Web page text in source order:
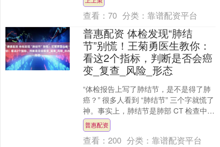
上获悉，由省人民政....
查看：70 分类：靠谱配资平台
普惠配资 体检发现“肺结
节”别慌！王菊勇医生教你：
看这2个指标，判断是否会癌
变_复查_风险_形态
“体检报告上写了肺结节，是不是得了肺
癌？” 很多人看到 “肺结节” 三个字就慌了
神。事实上，肺结节是肺部 CT 检查中常
见的影像表现，90% 以上的肺结节都是
良....
普惠配资
查看：200 分类：靠谱配资平台